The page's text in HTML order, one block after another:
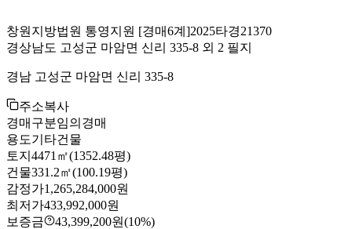
창원지방법원 통영지원 [경매6계]2025타경21370
경상남도 고성군 마암면 신리 335-8 외 2 필지
경남 고성군 마암면 신리 335-8
주소복사
경매구분임의경매
용도기타건물
토지 4471㎡(1352.48평)
건물331.2㎡(100.19평)
감정가1,265,284,000원
최저가433,992,000원
보증금
43,399,200원(10%)